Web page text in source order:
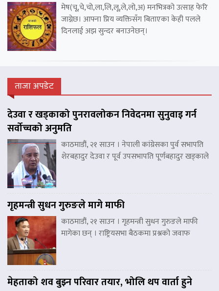
मेष(चू,चे,चो,ला,लि,लू,ले,लो,अ) मनभित्रको उत्साह फेरि
जाग्नेछ। आफ्ना प्रिय व्यक्तिसँग बिताएका केही पलले
दिनलाई अझ सुन्दर बनाउनेछन्।
ताजा अपडेट
देउवा र खड्काको पुनरावलोकन निवेदनमा सुनुवाइ गर्न
सर्वोच्चको अनुमति
काठमाडौं, २१ साउन । नेपाली कांग्रेसका पुर्व सभापति
शेरबहादुर देउवा र पूर्व उपसभापति पूर्णबहादुर खड्काले
गृहमन्त्री सुधन गुरुङले मागे माफी
काठमाडौं, २१ साउन । गृहमन्त्री सुधन गुरुङले माफी
मागेका छन् । राष्ट्रियसभा बैठकमा प्रश्नको जवाफ
मेहताको शव बुझ्न परिवार तयार, भोलि थप वार्ता हुने